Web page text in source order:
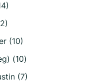
(10)
(10)
(7)